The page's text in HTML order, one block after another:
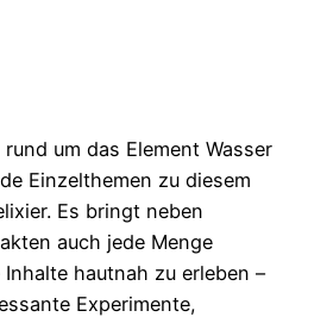
um das Element Wasser
Einzelthemen zu diesem
Es bringt neben
auch jede Menge
hautnah zu erleben –
Experimente,